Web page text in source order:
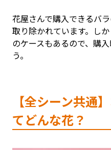
花屋さんで購入できるバ
取り除かれています。し
のケースもあるので、購
う。
【全シーン共通
てどんな花？